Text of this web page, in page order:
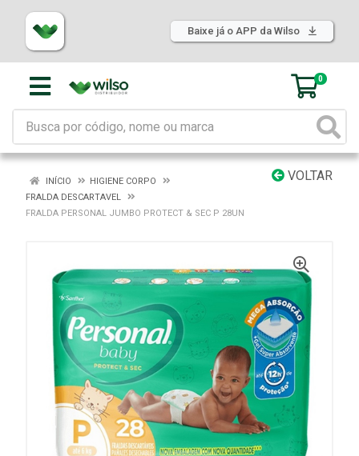
Baixe já o APP da Wilso
0
VOLTAR
INÍCIO
HIGIENE CORPO
FRALDA DESCARTAVEL
FRALDA PERSONAL JUMBO PROTECT & SEC P 28UN